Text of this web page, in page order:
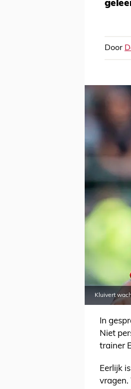
Door
Kluivert
In
Niet
trainer
Eerlijk